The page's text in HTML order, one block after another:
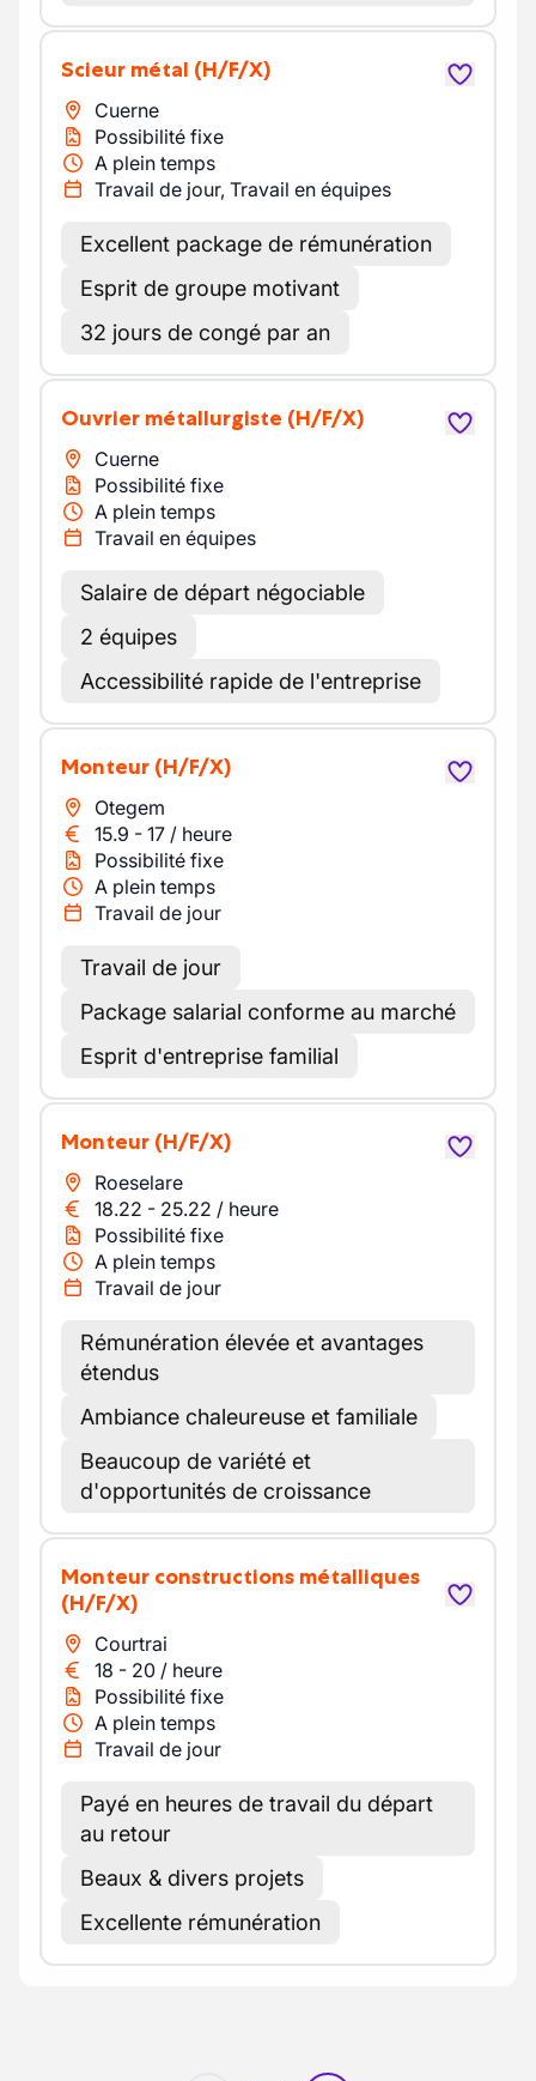
Scieur métal (H/F/X)
Cuerne
Possibilité fixe
A plein temps
Travail de jour, Travail en équipes
Excellent package de rémunération
Esprit de groupe motivant
32 jours de congé par an
Ouvrier métallurgiste (H/F/X)
Cuerne
Possibilité fixe
A plein temps
Travail en équipes
Salaire de départ négociable
2 équipes
Accessibilité rapide de l'entreprise
Monteur (H/F/X)
Otegem
15.9 - 17 / heure
Possibilité fixe
A plein temps
Travail de jour
Travail de jour
Package salarial conforme au marché
Esprit d'entreprise familial
Monteur (H/F/X)
Roeselare
18.22 - 25.22 / heure
Possibilité fixe
A plein temps
Travail de jour
Rémunération élevée et avantages
étendus
Ambiance chaleureuse et familiale
Beaucoup de variété et
d'opportunités de croissance
Monteur constructions métalliques
(H/F/X)
Courtrai
18 - 20 / heure
Possibilité fixe
A plein temps
Travail de jour
Payé en heures de travail du départ
au retour
Beaux & divers projets
Excellente rémunération